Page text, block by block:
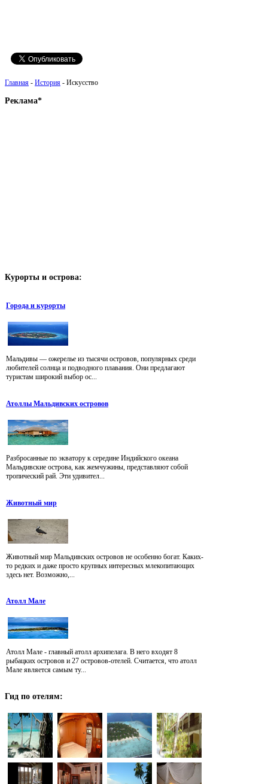
Главная - История - Искусство
Реклама*
Курорты и острова:
Города и курорты
Мальдивы — ожерелье из тысячи островов, популярных среди
любителей солнца и подводного плавания. Они предлагают
туристам широкий выбор ос...
Атоллы Мальдивских островов
Разбросанные по экватору к середине Индийского океана
Мальдивские острова, как жемчужины, представляют собой
тропический рай. Эти удивител...
Животный мир
Животный мир Мальдивских островов не особенно богат. Каких-
то редких и даже просто крупных интересных млекопитающих
здесь нет. Возможно,...
Атолл Мале
Атолл Мале - главный атолл архипелага. В него входят 8
рыбацких островов и 27 островов-отелей. Считается, что атолл
Мале является самым ту...
Гид по отелям: